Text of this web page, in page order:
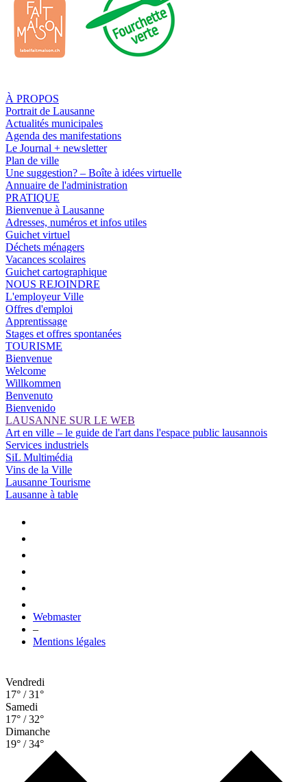
À PROPOS
Portrait de Lausanne
Actualités municipales
Agenda des manifestations
Le Journal + newsletter
Plan de ville
Une suggestion? – Boîte à idées virtuelle
Annuaire de l'administration
PRATIQUE
Bienvenue à Lausanne
Adresses, numéros et infos utiles
Guichet virtuel
Déchets ménagers
Vacances scolaires
Guichet cartographique
NOUS REJOINDRE
L'employeur Ville
Offres d'emploi
Apprentissage
Stages et offres spontanées
TOURISME
Bienvenue
Welcome
Willkommen
Benvenuto
Bienvenido
LAUSANNE SUR LE WEB
Art en ville – le guide de l'art dans l'espace public lausannois
Services industriels
SiL Multimédia
Vins de la Ville
Lausanne Tourisme
Lausanne à table
Webmaster
–
Mentions légales
Vendredi
17° / 31°
Samedi
17° / 32°
Dimanche
19° / 34°